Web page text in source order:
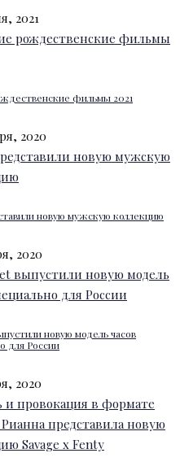
2021
фильмы 2021
2020
новую мужскую коллекцию
2020
новую модель часов
для России
2020